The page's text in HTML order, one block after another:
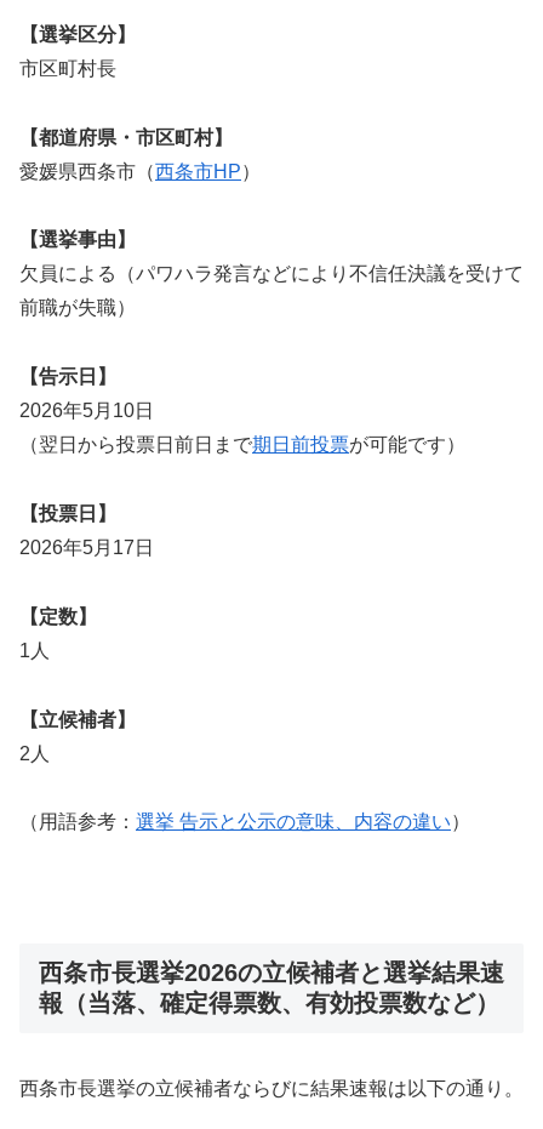
【選挙区分】
市区町村長
【都道府県・市区町村】
愛媛県西条市（西条市HP）
【選挙事由】
欠員による（パワハラ発言などにより不信任決議を受けて
前職が失職）
【告示日】
2026年5月10日
（翌日から投票日前日まで期日前投票が可能です）
【投票日】
2026年5月17日
【定数】
1人
【立候補者】
2人
（用語参考： 選挙 告示と公示の意味、内容の違い）
西条市長選挙2026の立候補者と選挙結果速
報（当落、確定得票数、有効投票数など）
西条市長選挙の立候補者ならびに結果速報は以下の通り。